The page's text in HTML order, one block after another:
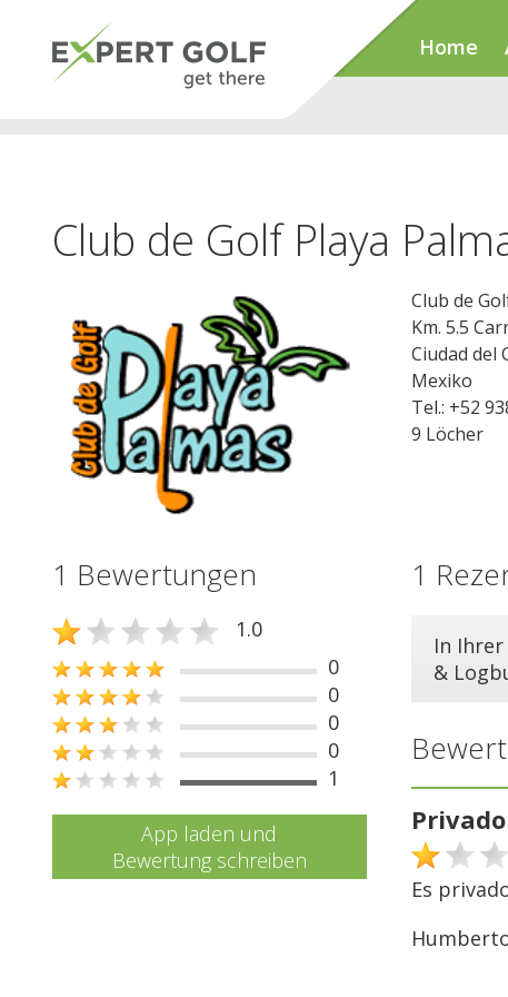
Home
Club de Golf Playa
Club de
Km. 5.5
Ciudad del
Mexiko
Tel.: +52
9 Löcher
1 Bewertungen
1.0
0
0
0
0
1
App laden und
Bewertung schreiben
1
In
&
Privado
Es